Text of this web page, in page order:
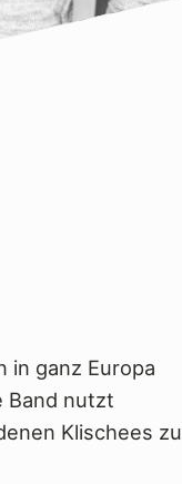
in ganz Europa
Band nutzt
Klischees zu